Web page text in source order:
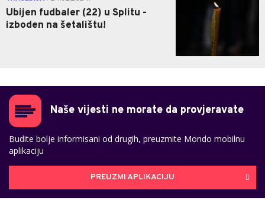
Ubijen fudbaler (22) u Splitu -
izboden na šetalištu!
Naše vijesti ne morate da provjeravate
Budite bolje informisani od drugih, preuzmite Mondo mobilnu
aplikaciju
PREUZMI APLIKACIJU